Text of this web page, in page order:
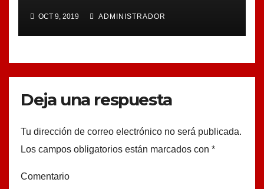
OCT 9, 2019 ADMINISTRADOR
Deja una respuesta
Tu dirección de correo electrónico no será publicada.
Los campos obligatorios están marcados con *
Comentario